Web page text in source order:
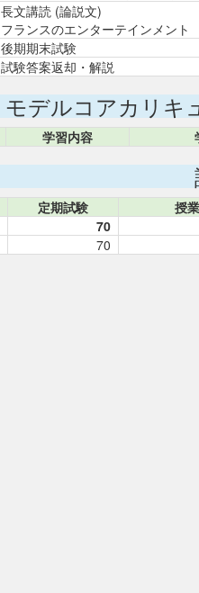
長文講読 (論説文)
フランスのエンターテインメント
後期期末試験
試験答案返却・解説
モデルコアカリキ
学習内容
定期試験
授
70
70